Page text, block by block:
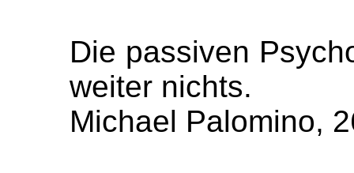
Die passiven
weiter nichts.
Michael Palomino,